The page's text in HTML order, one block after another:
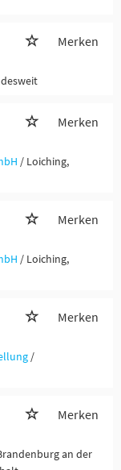
Merken
Merken
/ Loiching,
Merken
/ Loiching,
Merken
/
Merken
an der